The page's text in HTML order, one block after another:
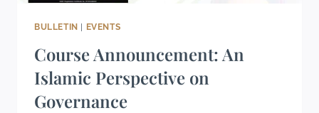
BULLETIN EVENTS
Course Announcement: An
Islamic Perspective on
Governance